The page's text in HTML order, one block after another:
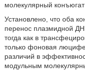
молекулярный конъюгат
Установлено, что оба
перенос плазмидной
тогда как в
только фоновая
различий в
модульным